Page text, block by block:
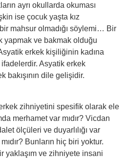
ayrı okullarda okuması
ise çocuk yaşta kız
mahsur olmadığı söylemi… Bir
yapmak ve bakmak olduğu
erkek kişiliğinin kadına
ifadelerdir. Asyatik erkek
bakışının dile gelişidir.
zihniyetini spesifik olarak ele
merhamet var mıdır? Vicdan
ölçüleri ve duyarlılığı var
Bunların hiç biri yoktur.
yaklaşım ve zihniyete insani